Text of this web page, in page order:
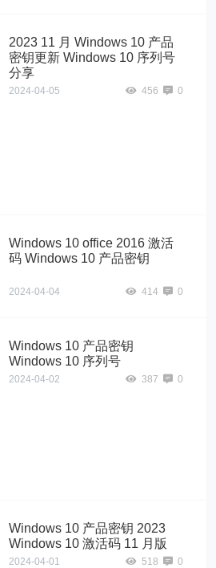
2023 11 月 Windows 10 产品
密钥更新 Windows 10 序列号
分享
2024-04-05 456 0
Windows 10 office 2016 激活
码 Windows 10 产品密钥
2024-04-04 414 0
Windows 10 产品密钥
Windows 10 序列号
2024-04-02 387 0
Windows 10 产品密钥 2023
Windows 10 激活码 11 月版
2024-04-01 518 0